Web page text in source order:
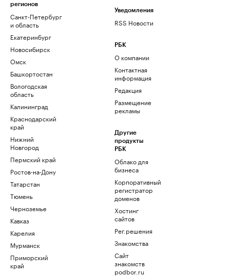
регионов
Санкт-Петербург
и область
Екатеринбург
Новосибирск
Омск
Башкортостан
Вологодская
область
Калининград
Краснодарский
край
Нижний
Новгород
Пермский край
Ростов-на-Дону
Татарстан
Тюмень
Черноземье
Кавказ
Карелия
Мурманск
Приморский
край
Уведомления
RSS Новости
РБК
О компании
Контактная
информация
Редакция
Размещение
рекламы
Другие
продукты
РБК
Облако для
бизнеса
Корпоративный
регистратор
доменов
Хостинг
сайтов
Рег.решения
Знакомства
Сайт
знакомств
podbor.ru